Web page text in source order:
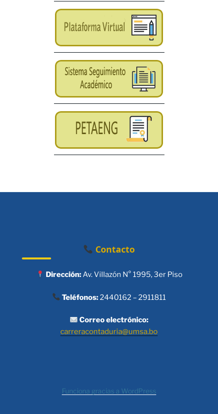
Contacto
Dirección:Av. Villazón N° 1995, 3er Piso
Teléfonos:2440162 – 2911811
Correo electrónico:
carreracontaduria@umsa.bo
Funciona gracias a WordPress